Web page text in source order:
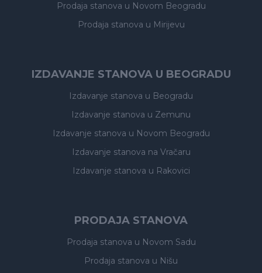
Prodaja stanova u Novom Beogradu
Prodaja stanova u Mirijevu
IZDAVANJE STANOVA U BEOGRADU
Izdavanje stanova u Beogradu
Izdavanje stanova u Zemunu
Izdavanje stanova u Novom Beogradu
Izdavanje stanova na Vračaru
Izdavanje stanova u Rakovici
PRODAJA STANOVA
Prodaja stanova u Novom Sadu
Prodaja stanova u Nišu